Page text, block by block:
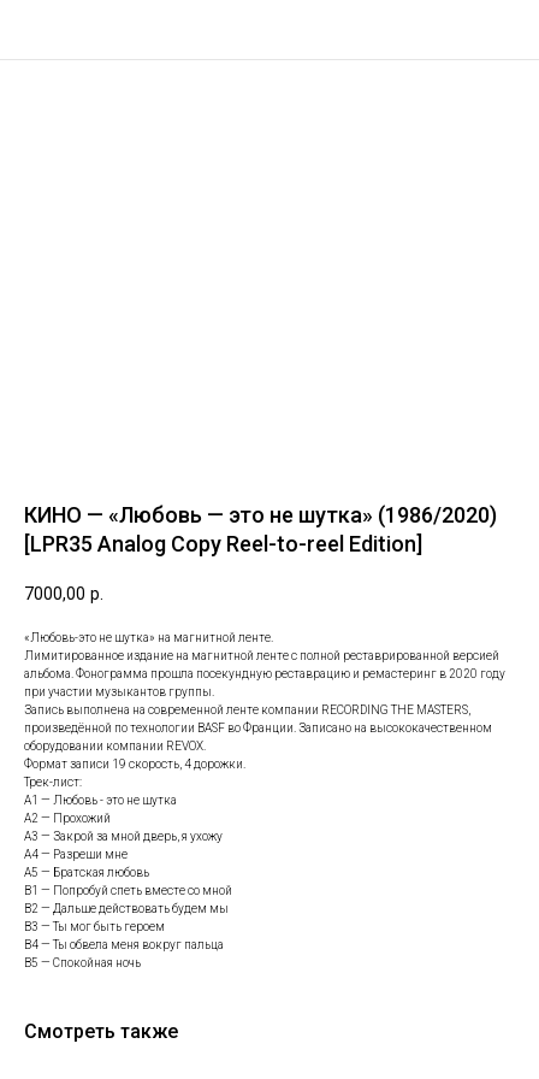
КИНО — «Любовь — это не шутка» (1986/2020)
[LPR35 Analog Copy Reel-to-reel Edition]
7000,00 р.
«Любовь-это не шутка» на магнитной ленте.
Лимитированное издание на магнитной ленте с полной реставрированной версией
альбома. Фонограмма прошла посекундную реставрацию и ремастеринг в 2020 году
при участии музыкантов группы.
Запись выполнена на современной ленте компании RECORDING THE MASTERS,
произведённой по технологии BASF во Франции. Записано на высококачественном
оборудовании компании REVOX.
Формат записи 19 скорость, 4 дорожки.
Трек-лист:
А1 — Любовь - это не шутка
А2 — Прохожий
А3 — Закрой за мной дверь, я ухожу
A4 — Разреши мне
А5 — Братская любовь
B1 — Попробуй спеть вместе со мной
B2 — Дальше действовать будем мы
B3 — Ты мог быть героем
B4 — Ты обвела меня вокруг пальца
B5 — Спокойная ночь
Смотреть также